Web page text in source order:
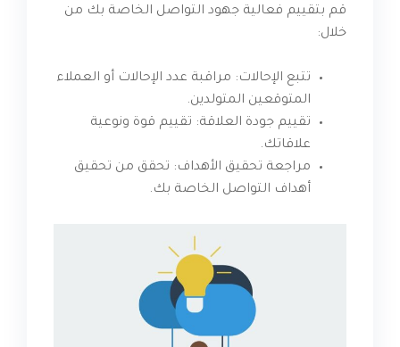
قم بتقييم فعالية جهود التواصل الخاصة بك من
خلال:
تتبع الإحالات: مراقبة عدد الإحالات أو العملاء
المتوقعين المتولدين.
تقييم جودة العلاقة: تقييم قوة ونوعية
علاقاتك.
مراجعة تحقيق الأهداف: تحقق من تحقيق
أهداف التواصل الخاصة بك.